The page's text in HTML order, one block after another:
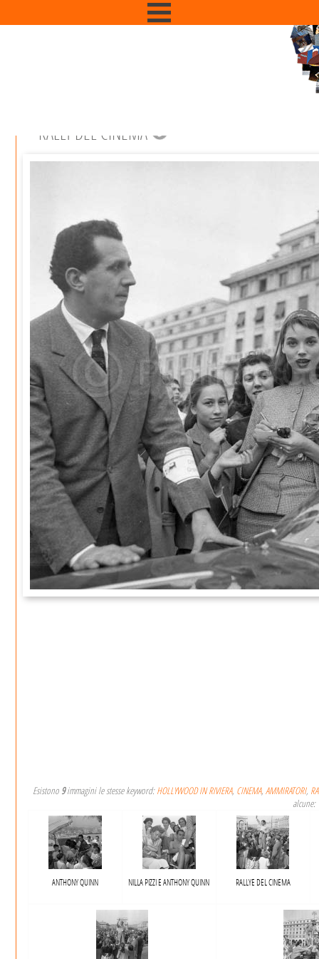
RALLY DEL CINEMA
Esistono 9immagini le stesse keyword:HOLLYWOOD IN RIVIERA, CINEMA,AMMIRATORI,
alcune:
ANTHONY QUINN NILLA PIZZI E ANTHONY QUINN RALLYE DEL CINEMA